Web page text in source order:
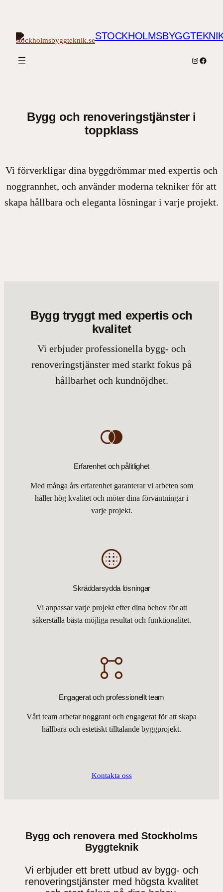
innehåll
Instagram
Bygg och renoveringstjänster i
toppklass
Vi förverkligar dina byggdrömmar med expertis och
noggrannhet, och använder moderna tekniker för att
skapa hållbara och eleganta lösningar i varje projekt.
Bygg tryggt med expertis och
kvalitet
Vi erbjuder professionella bygg- och
renoveringstjänster med starkt fokus på
hållbarhet och kundnöjdhet.
Erfarenhet och pålitlighet
Med många års erfarenhet garanterar vi arbeten som
håller hög kvalitet och möter dina förväntningar i
varje projekt.
Skräddarsydda lösningar
Vi anpassar varje projekt efter dina behov för att
säkerställa bästa möjliga resultat och funktionalitet.
Engagerat och professionellt team
Vårt team arbetar noggrant och engagerat för att skapa
hållbara och estetiskt tilltalande byggprojekt.
Kontakta oss
Bygg och renovera med Stockholms
Byggteknik
Vi erbjuder ett brett utbud av bygg- och
renoveringstjänster med högsta kvalitet